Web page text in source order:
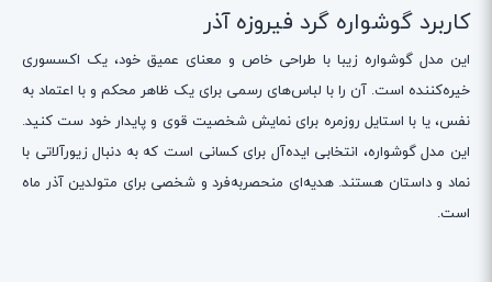
کاربرد گوشواره گرد فیروزه آذر
این مدل گوشواره زیبا با طراحی خاص و معنای عمیق خود، یک اکسسوری
خیره‌کننده است. آن را با لباس‌های رسمی برای یک ظاهر محکم و با اعتماد به
نفس، یا با استایل روزمره برای نمایش شخصیت قوی و پایدار خود ست کنید.
این مدل گوشواره، انتخابی ایده‌آل برای کسانی است که به دنبال زیورآلاتی با
نماد و داستان هستند. هدیه‌ای منحصربه‌فرد و شخصی برای متولدین آذر ماه
است.